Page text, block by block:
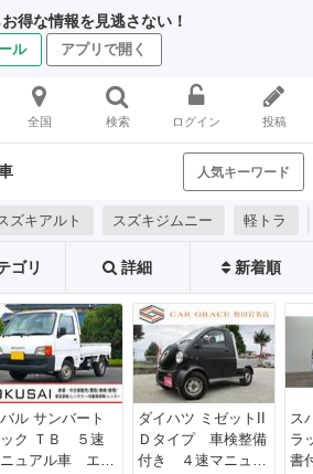
得な情報を見逃さない！
ル アプリで開く
全国 検索 ログイン 投稿
人気キーワード
ズキアルト スズキジムニー 軽トラ
ゴリ 詳細 新着順
ル サンバート
ク ＴＢ ５速
ュアル車 エア
ダイハツ ミゼットII
Ｄタイプ 車検整備
付き ４速マニュア
ス
ラ
書